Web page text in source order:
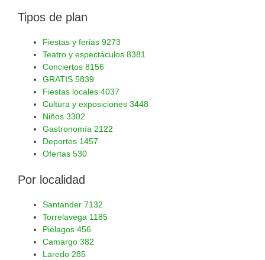
Tipos de plan
Fiestas y ferias 9273
Teatro y espectáculos 8381
Conciertos 8156
GRATIS 5839
Fiestas locales 4037
Cultura y exposiciones 3448
Niños 3302
Gastronomía 2122
Deportes 1457
Ofertas 530
Por localidad
Santander 7132
Torrelavega 1185
Piélagos 456
Camargo 382
Laredo 285